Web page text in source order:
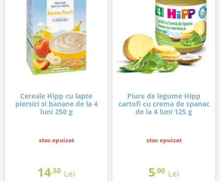
Cereale Hipp cu lapte
piersici si banane de la 4
luni 250 g
stoc epuizat
14,50 Lei
Piure de legume Hipp
cartofi cu crema de spanac
de la 4 luni 125 g
stoc epuizat
5,00 Lei